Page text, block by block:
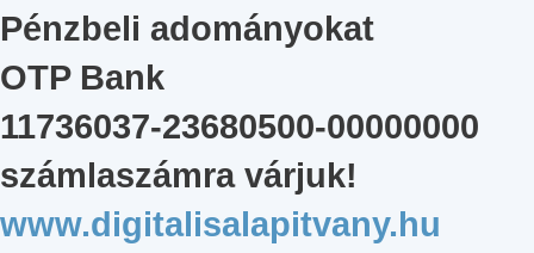
Pénzbeli adományokat
OTP Bank
11736037-23680500-00000000
számlaszámra várjuk!
www.digitalisalapitvany.hu